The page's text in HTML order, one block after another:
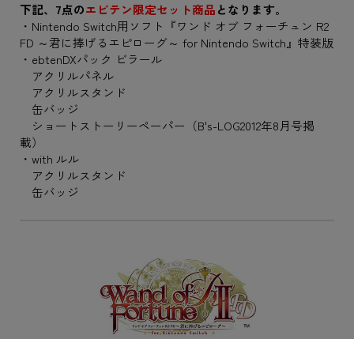
下記、7点のエビテン限定セット商品となります。
・Nintendo Switch用ソフト『ワンド オブ フォーチュン R2
FD ～君に捧げるエピローグ～ for Nintendo Switch』特装版
・ebtenDXパック ビラール
アクリルパネル
アクリルスタンド
缶バッジ
ショートストーリーペーパー（B's-LOG2012年8月号掲
載）
・with ルル
アクリルスタンド
缶バッジ